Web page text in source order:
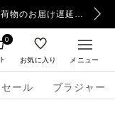
【重要】日本郵便の障害による配送への影響についてのお詫び
セール ブラジャー
0
お気に入り メニュー